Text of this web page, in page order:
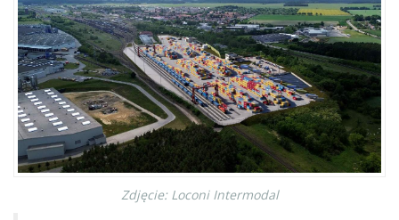
Zdjęcie: Loconi Intermodal